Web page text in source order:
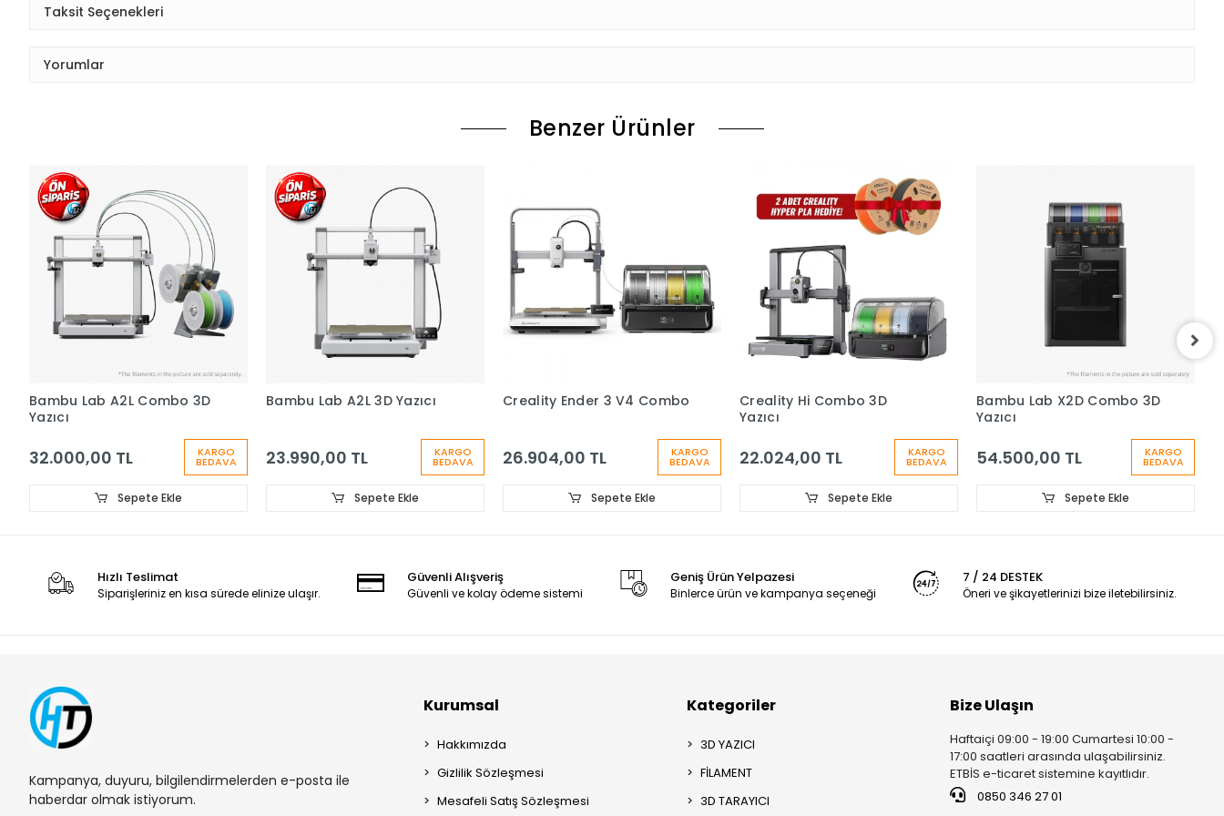
Taksit Seçenekleri
Yorumlar
Benzer Ürünler
Bambu Lab A2L Combo 3D
Yazıcı
32.000,00 TL KARGO
BEDAVA
Sepete Ekle
Bambu Lab A2L 3D Yazıcı
23.990,00 TL KARGO
BEDAVA
Sepete Ekle
Creality Ender 3 V4 Combo
26.904,00 TL KARGO
BEDAVA
Sepete Ekle
Creality Hi Combo 3D
Yazıcı
22.024,00 TL KARGO
BEDAVA
Sepete Ekle
Bambu Lab X2D Combo 3D
Yazıcı
54.500,00 TL KARGO
BEDAVA
Sepete Ekle
Hızlı Teslimat
Siparişleriniz en kısa sürede elinize ulaşır.
Güvenli Alışveriş
Güvenli ve kolay ödeme sistemi
Geniş Ürün Yelpazesi
Binlerce ürün ve kampanya seçeneği
7 / 24 DESTEK
Öneri ve şikayetlerinizi bize iletebilirsiniz.
Kampanya, duyuru, bilgilendirmelerden e-posta ile
haberdar olmak istiyorum.
Kurumsal
Hakkımızda
Gizlilik Sözleşmesi
Mesafeli Satış Sözleşmesi
Kategoriler
3D YAZICI
FİLAMENT
3D TARAYICI
Bize Ulaşın
Haftaiçi 09:00 - 19:00 Cumartesi 10:00 -
17:00 saatleri arasında ulaşabilirsiniz.
ETBİS e-ticaret sistemine kayıtlıdır.
0850 346 27 01